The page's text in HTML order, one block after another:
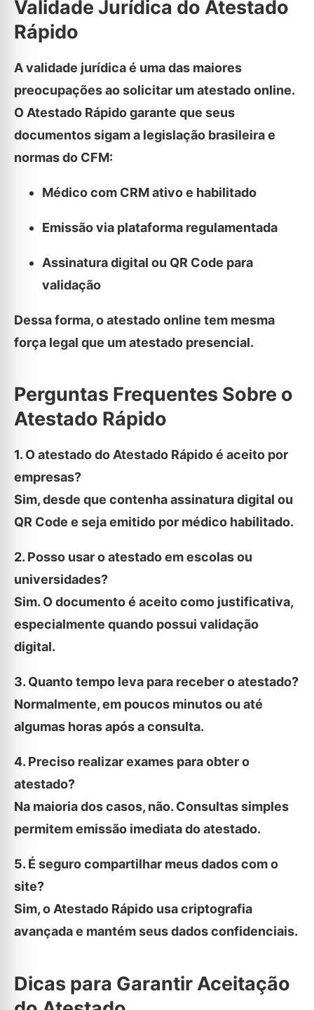
Validade Jurídica do Atestado
Rápido
A validade jurídica é uma das maiores
preocupações ao solicitar um atestado online.
O Atestado Rápido garante que seus
documentos sigam a legislação brasileira e
normas do CFM:
Médico com CRM ativo e habilitado
Emissão via plataforma regulamentada
Assinatura digital ou QR Code para
validação
Dessa forma, o atestado online tem mesma
força legal que um atestado presencial.
Perguntas Frequentes Sobre o
Atestado Rápido
1. O atestado do Atestado Rápido é aceito por
empresas?
Sim, desde que contenha assinatura digital ou
QR Code e seja emitido por médico habilitado.
2. Posso usar o atestado em escolas ou
universidades?
Sim. O documento é aceito como justificativa,
especialmente quando possui validação
digital.
3. Quanto tempo leva para receber o atestado?
Normalmente, em poucos minutos ou até
algumas horas após a consulta.
4. Preciso realizar exames para obter o
atestado?
Na maioria dos casos, não. Consultas simples
permitem emissão imediata do atestado.
5. É seguro compartilhar meus dados com o
site?
Sim, o Atestado Rápido usa criptografia
avançada e mantém seus dados confidenciais.
Dicas para Garantir Aceitação